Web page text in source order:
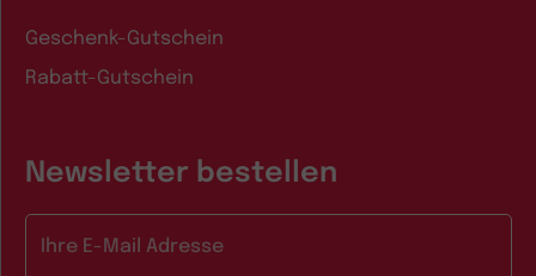
Geschenk-Gutschein
Rabatt-Gutschein
Newsletter bestellen